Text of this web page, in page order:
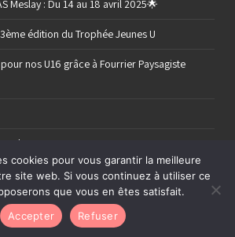
Meslay : Du 14 au 18 avril 2025🌟
édition du Trophée Jeunes U
nos U16 grâce à Fourrier Paysagiste
de nos U11 C
Copyright AS MESLAY
cookies pour vous garantir la meilleure
site web. Si vous continuez à utiliser ce
que vous en êtes satisfait.
Accepter
Refuser